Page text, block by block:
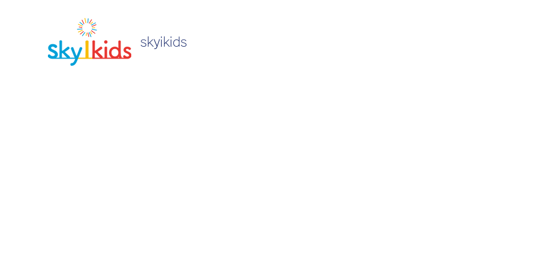
skyikids